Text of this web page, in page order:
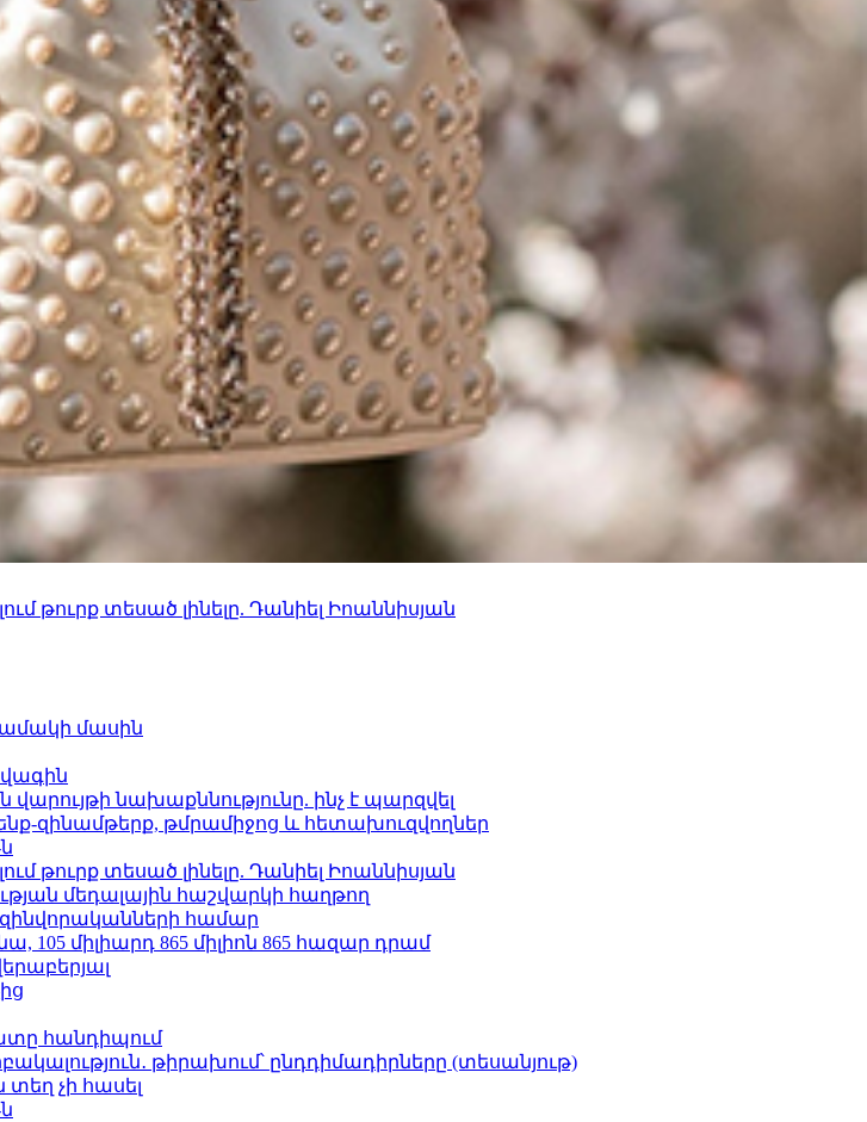
թուրք տեսած լինելը. Դանիել Իոաննիսյան
մասին
վարույթի նախաքննությունը. ինչ է պարզվել
զինամթերք, թմրամիջոց և հետախուզվողներ
թուրք տեսած լինելը. Դանիել Իոաննիսյան
մեդալային հաշվարկի հաղթող
զինվորականների համար
105 միլիարդ 865 միլիոն 865 հազար դրամ
հանդիպում
թիրախում՝ ընդդիմադիրները (տեսանյութ)
չի հասել